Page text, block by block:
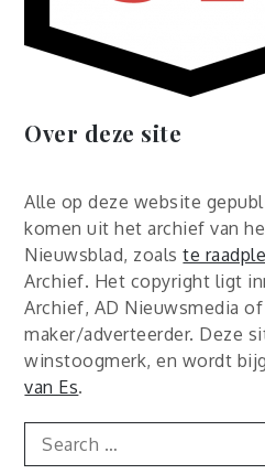
Over deze site
Alle op deze website
komen uit het archief van
Nieuwsblad, zoalste
Archief. Het copyright ligt
Archief, AD Nieuwsmedia
maker/adverteerder. Deze
winstoogmerk, en wordt
van Es.
Search
for: